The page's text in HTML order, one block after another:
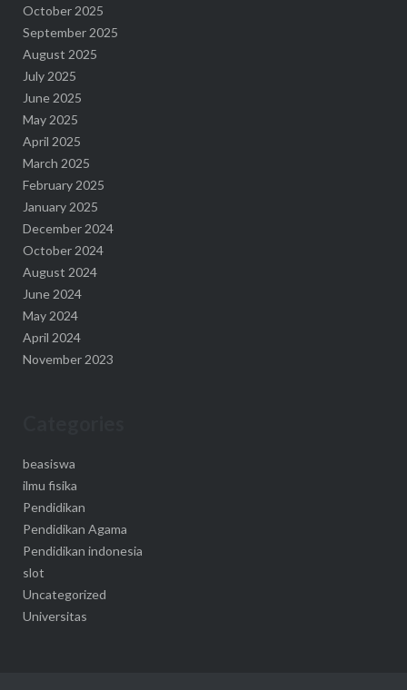
October 2025
September 2025
August 2025
July 2025
June 2025
May 2025
April 2025
March 2025
February 2025
January 2025
December 2024
October 2024
August 2024
June 2024
May 2024
April 2024
November 2023
beasiswa
ilmu fisika
Pendidikan
Pendidikan Agama
Pendidikan indonesia
slot
Uncategorized
Universitas